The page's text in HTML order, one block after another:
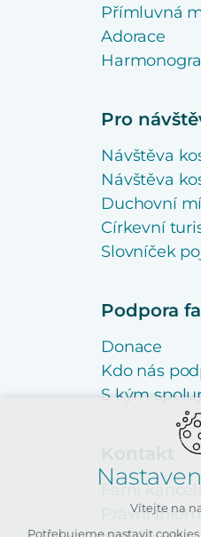
Přímluvná
Adorace
Pro
Návštěva
Návštěva
Duchovní
Církevní
Slovníček
Podpora
Donace
Kdo nás
S kým
Farní
Právní
Vítejte na
Potřebujeme nastavit